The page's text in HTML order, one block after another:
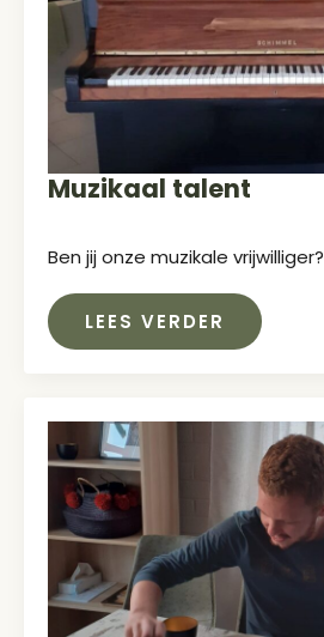
Muzikaal talent
Ben jij onze muzikale vrijwilliger?
LEES VERDER